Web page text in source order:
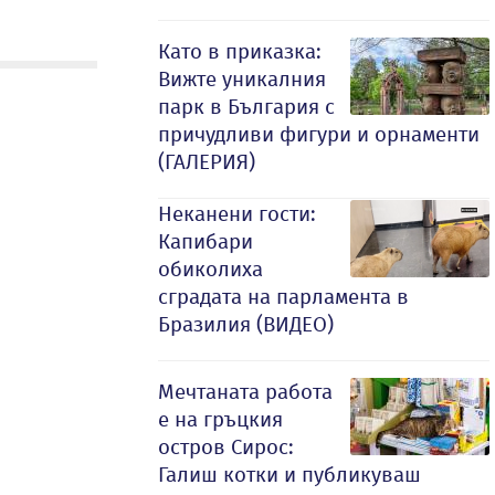
Като в приказка:
Вижте уникалния
парк в България с
причудливи фигури и орнаменти
(ГАЛЕРИЯ)
Неканени гости:
Капибари
обиколиха
сградата на парламента в
Бразилия (ВИДЕО)
Мечтаната работа
е на гръцкия
остров Сирос:
Галиш котки и публикуваш